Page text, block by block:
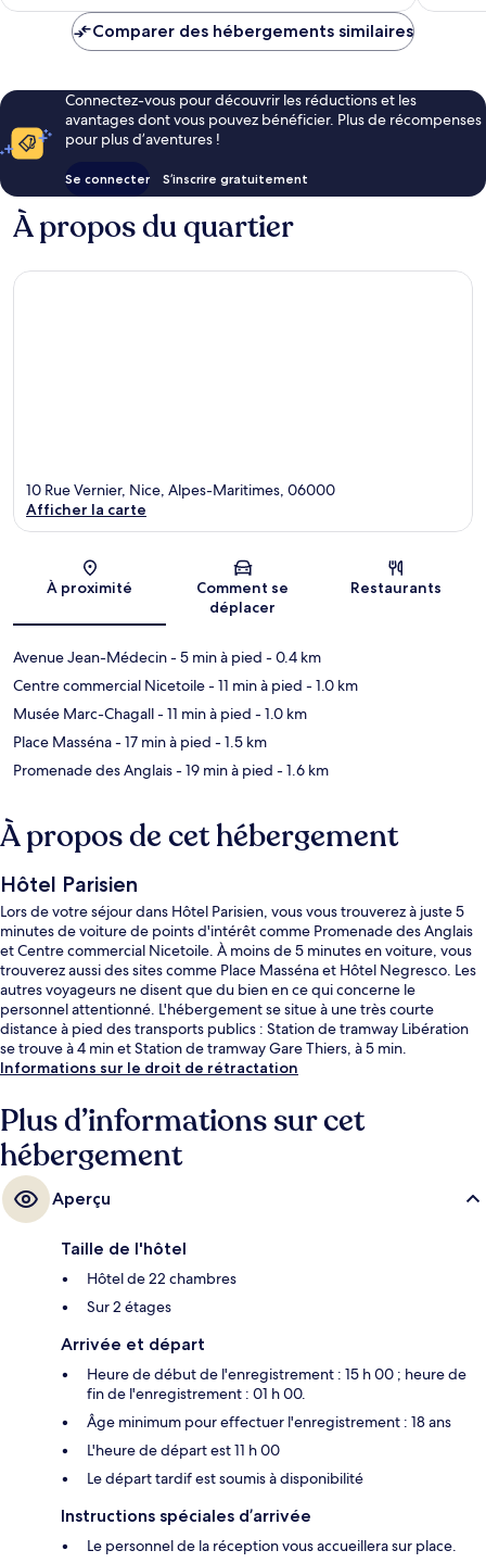
de
Comparer des hébergements similaires
Connectez-vous pour découvrir les réductions et les
avantages dont vous pouvez bénéficier. Plus de récompenses
pour plus d’aventures !
Se connecter S’inscrire gratuitement
À propos du quartier
Carte
10 Rue Vernier, Nice, Alpes-Maritimes, 06000
Afficher la carte
À proximité
Comment se
déplacer
Restaurants
Avenue Jean-Médecin- 5 min à pied - 0.4 km
Centre commercial Nicetoile- 11 min à pied - 1.0 km
Musée Marc-Chagall- 11 min à pied - 1.0 km
Place Masséna- 17 min à pied - 1.5 km
Promenade des Anglais- 19 min à pied - 1.6 km
À propos de cet hébergement
Hôtel Parisien
Lors de votre séjour dans Hôtel Parisien, vous vous trouverez à juste 5
minutes de voiture de points d'intérêt comme Promenade des Anglais
et Centre commercial Nicetoile. À moins de 5 minutes en voiture, vous
trouverez aussi des sites comme Place Masséna et Hôtel Negresco. Les
autres voyageurs ne disent que du bien en ce qui concerne le
personnel attentionné. L'hébergement se situe à une très courte
distance à pied des transports publics : Station de tramway Libération
se trouve à 4 min et Station de tramway Gare Thiers, à 5 min.
Informations sur le droit de rétractation
Plus d’informations sur cet
hébergement
Aperçu
Taille de l'hôtel
Hôtel de 22 chambres
Sur 2 étages
Arrivée et départ
Heure de début de l'enregistrement : 15 h 00 ; heure de
fin de l'enregistrement : 01 h 00.
Âge minimum pour effectuer l'enregistrement : 18 ans
L'heure de départ est 11 h 00
Le départ tardif est soumis à disponibilité
Instructions spéciales d’arrivée
Le personnel de la réception vous accueillera sur place.